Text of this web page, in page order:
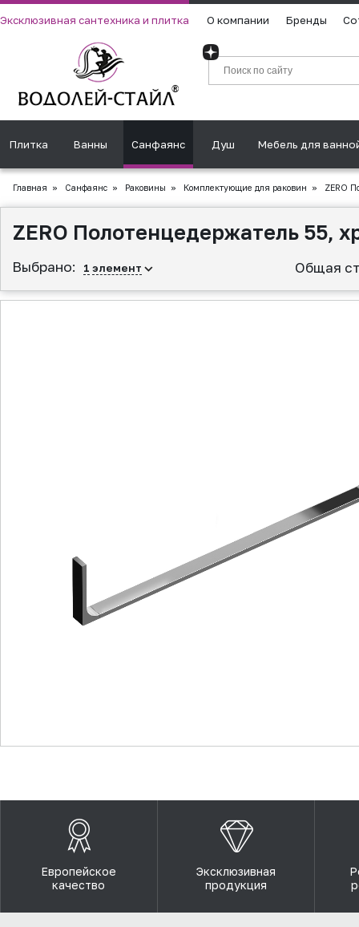
Эксклюзивная сантехника и плитка О компании Бренды
Плитка Ванны Санфаянс Душ Мебель для
Главная » Санфаянс » Раковины » Комплектующие для раковин » ZERO
ZERO Полотенцедержатель 55,
Выбрано: 1 элемент Общая
Европейское
качество
Эксклюзивная
продукция